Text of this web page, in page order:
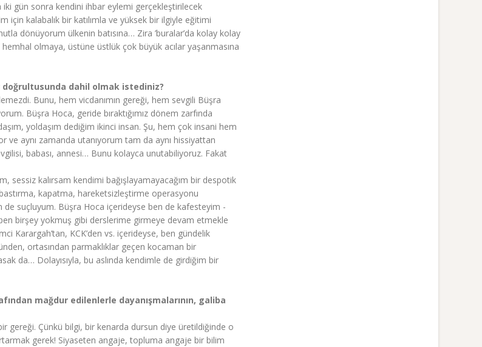
gün sonra kendini ihbar eylemi gerçekleştirilecek
için kalabalık bir katılımla ve yüksek bir ilgiyle eğitimi
dönüyorum ülkenin batısına… Zira ’buralar’da kolay kolay
olmaya, üstüne üstlük çok büyük acılar yaşanmasına
dahil olmak istediniz?
Bunu, hem vicdanımın gereği, hem sevgili Büşra
Büşra Hoca, geride bıraktığımız dönem zarfında
yoldaşım dediğim ikinci insan. Şu, hem çok insani hem
ve aynı zamanda utanıyorum tam da aynı hissiyattan
babası, annesi… Bunu kolayca unutabiliyoruz. Fakat
sessiz kalırsam kendimi bağışlayamayacağım bir despotik
kapatma, hareketsizleştirme operasyonu
suçluyum. Büşra Hoca içerideyse ben de kafesteyim -
birşey yokmuş gibi derslerime girmeye devam etmekle
Karargah’tan, KCK’den vs. içerideyse, ben gündelik
ortasından parmaklıklar geçen kocaman bir
da… Dolayısıyla, bu aslında kendimle de girdiğim bir
mağdur edilenlerle dayanışmalarının, galiba
Çünkü bilgi, bir kenarda dursun diye üretildiğinde o
gerek! Siyaseten angaje, topluma angaje bir bilim